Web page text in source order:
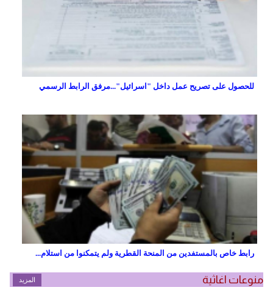
للحصول على تصريح عمل داخل "اسرائيل"...مرفق الرابط الرسمي
رابط خاص بالمستفدين من المنحة القطرية ولم يتمكنوا من استلام...
منوعات اغاثية المزيد